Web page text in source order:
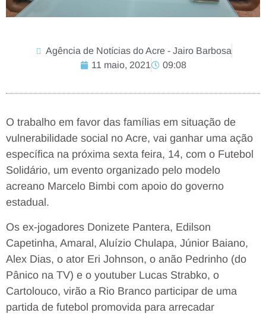
Agência de Notícias do Acre - Jairo Barbosa
11 maio, 2021
09:08
O trabalho em favor das famílias em situação de
vulnerabilidade social no Acre, vai ganhar uma ação
específica na próxima sexta feira, 14, com o Futebol
Solidário, um evento organizado pelo modelo
acreano Marcelo Bimbi com apoio do governo
estadual.
Os ex-jogadores Donizete Pantera, Edilson
Capetinha, Amaral, Aluízio Chulapa, Júnior Baiano,
Alex Dias, o ator Eri Johnson, o anão Pedrinho (do
Pânico na TV) e o youtuber Lucas Strabko, o
Cartolouco, virão a Rio Branco participar de uma
partida de futebol promovida para arrecadar